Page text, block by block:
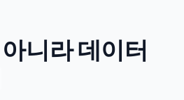
니라 데이터